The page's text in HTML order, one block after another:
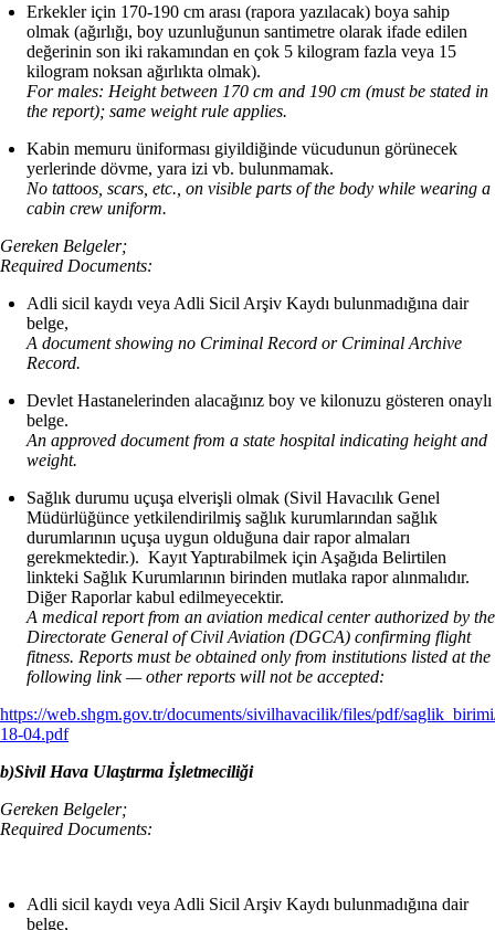
Erkekler için 170-190 cm arası (rapora yazılacak) boya sahip
olmak (ağırlığı, boy uzunluğunun santimetre olarak ifade edilen
değerinin son iki rakamından en çok 5 kilogram fazla veya 15
kilogram noksan ağırlıkta olmak).
For males: Height between 170 cm and 190 cm (must be stated in
the report); same weight rule applies.
Kabin memuru üniforması giyildiğinde vücudunun görünecek
yerlerinde dövme, yara izi vb. bulunmamak.
No tattoos, scars, etc., on visible parts of the body while wearing a
cabin crew uniform.
Gereken Belgeler;
Required Documents:
Adli sicil kaydı veya Adli Sicil Arşiv Kaydı bulunmadığına dair
belge,
A document showing no Criminal Record or Criminal Archive
Record.
Devlet Hastanelerinden alacağınız boy ve kilonuzu gösteren onaylı
belge.
An approved document from a state hospital indicating height and
weight.
Sağlık durumu uçuşa elverişli olmak (Sivil Havacılık Genel
Müdürlüğünce yetkilendirilmiş sağlık kurumlarından sağlık
durumlarının uçuşa uygun olduğuna dair rapor almaları
gerekmektedir.). Kayıt Yaptırabilmek için Aşağıda Belirtilen
linkteki Sağlık Kurumlarının birinden mutlaka rapor alınmalıdır.
Diğer Raporlar kabul edilmeyecektir.
A medical report from an aviation medical center authorized by the
Directorate General of Civil Aviation (DGCA) confirming flight
fitness. Reports must be obtained only from institutions listed at the
following link — other reports will not be accepted:
https://web.shgm.gov.tr/documents/sivilhavacilik/files/pdf/
18-04.pdf
b)Sivil Hava Ulaştırma İşletmeciliği
Gereken Belgeler;
Required Documents:
Adli sicil kaydı veya Adli Sicil Arşiv Kaydı bulunmadığına dair
belge,